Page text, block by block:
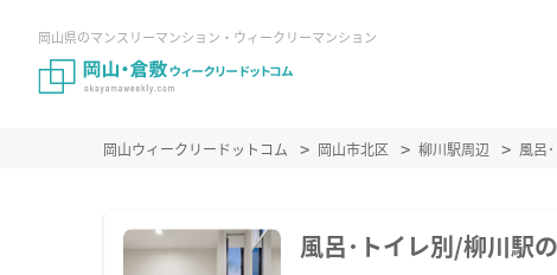
岡山県のマンスリーマンション・ウィークリーマンション
岡山ウィークリードットコム 岡山市北区 柳川駅周辺 風呂
風呂･トイレ別/柳川駅